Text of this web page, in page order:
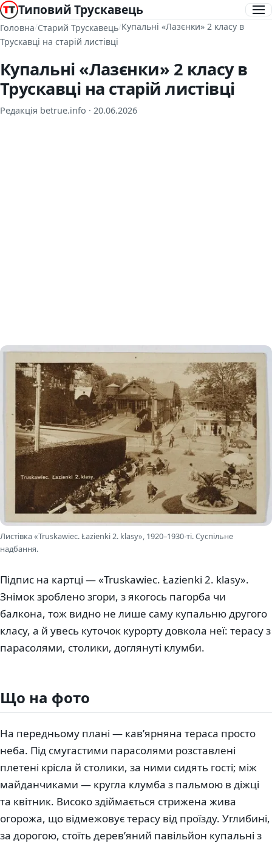
Типовий Трускавець
Головна/Старий Трускавець/Купальні «Лазєнки» 2 класу в
Трускавці на старій листівці
Купальні «Лазєнки» 2 класу в
Трускавці на старій листівці
Редакція betrue.info · 20.06.2026
Листівка «Truskawiec. Łazienki 2. klasy», 1920–1930-ті. Суспільне
надбання.
Підпис на картці — «Truskawiec. Łazienki 2. klasy».
Знімок зроблено згори, з якогось пагорба чи
балкона, тож видно не лише саму купальню другого
класу, а й увесь куточок курорту довкола неї: терасу з
парасолями, столики, доглянуті клумби.
Що на фото
На передньому плані — кав’ярняна тераса просто
неба. Під смугастими парасолями розставлені
плетені крісла й столики, за ними сидять гості; між
майданчиками — кругла клумба з пальмою в діжці
та квітник. Високо здіймається стрижена жива
огорожа, що відмежовує терасу від проїзду. Углибині,
за дорогою, стоїть дерев’яний павільйон купальні з